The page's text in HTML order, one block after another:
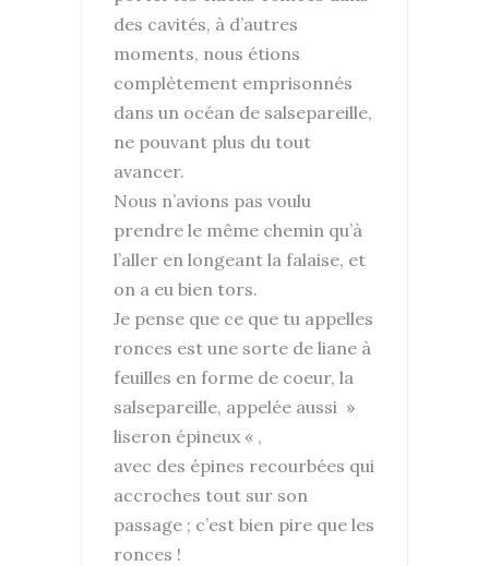
des cavités, à d’autres
moments, nous étions
complètement emprisonnés
dans un océan de salsepareille,
ne pouvant plus du tout
avancer.
Nous n’avions pas voulu
prendre le même chemin qu’à
l’aller en longeant la falaise, et
on a eu bien tors.
Je pense que ce que tu appelles
ronces est une sorte de liane à
feuilles en forme de coeur, la
salsepareille, appelée aussi »
liseron épineux « ,
avec des épines recourbées qui
accroches tout sur son
passage ; c’est bien pire que les
ronces !